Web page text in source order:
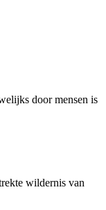
door mensen is
wildernis van